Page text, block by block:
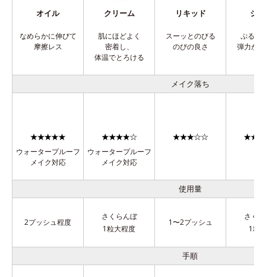
オイル
なめらかに伸びて
摩擦レス
クリーム
肌にほどよく
密着し、
体温でとろける
リキッド
スーッとのびる
のびの良さ
ジ
ぷるん
弾力か
メイク落ち
ウォータープルーフ
メイク対応
ウォータープルーフ
メイク対応
使用量
2プッシュ程度
さくらんぼ
1粒大程度
1〜2プッシュ
さく
1粒
手順